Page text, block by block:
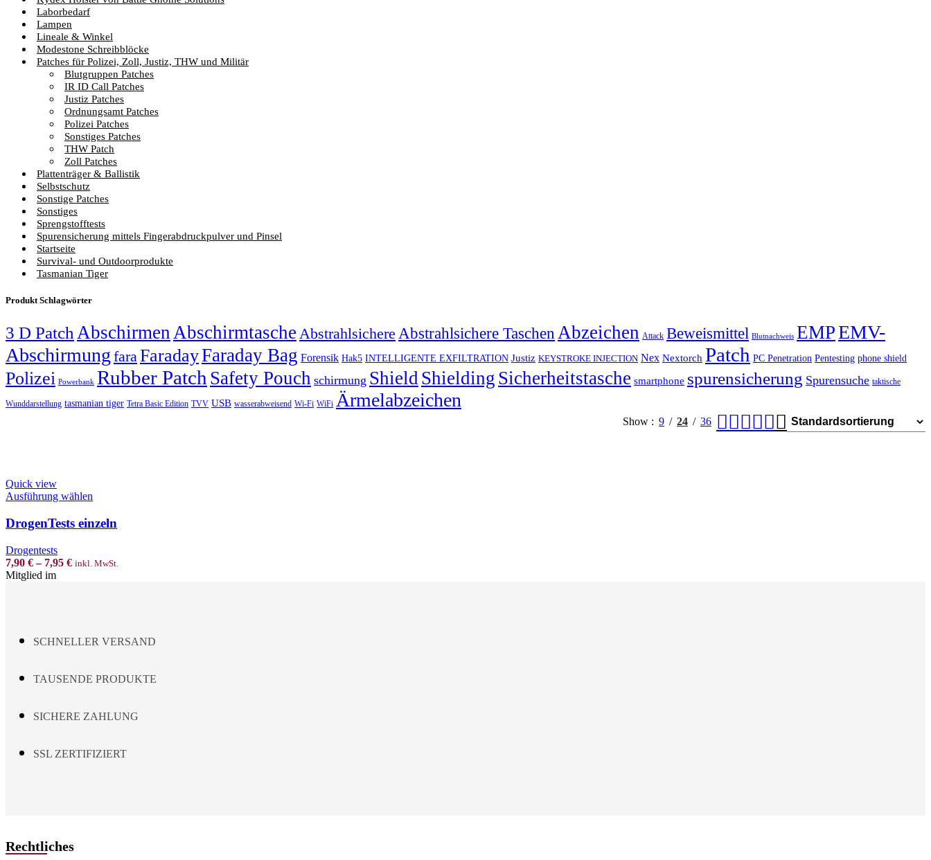
Laborbedarf
Lampen
Lineale & Winkel
Modestone Schreibblöcke
Patches für Polizei, Zoll, Justiz, THW und Militär
Blutgruppen Patches
IR ID Call Patches
Justiz Patches
Ordnungsamt Patches
Polizei Patches
Sonstiges Patches
THW Patch
Zoll Patches
Plattenträger & Ballistik
Selbstschutz
Sonstige Patches
Sonstiges
Sprengstofftests
Spurensicherung mittels Fingerabdruckpulver und Pinsel
Startseite
Survival- und Outdoorprodukte
Tasmanian Tiger
Produkt Schlagwörter
3 D Patch AbschirmenAbschirmtasche Abstrahlsichere Abstrahlsichere TaschenAbzeichen Attack Beweismittel Blutnachweis EMPEMV-
Abschirmung faraFaradayFaraday Bag Forensik Hak5 INTELLIGENTE EXFILTRATION Justiz KEYSTROKE INJECTION Nex Nextorch Patch PC Penetration Pentesting phone shield
Polizei Powerbank Rubber Patch Safety Pouch schirmung ShieldShielding Sicherheitstasche smartphone spurensicherung Spurensuche taktische
Wunddarstellung tasmanian tiger Tetra Basic Edition TVV USB wasserabweisend Wi-Fi WiFi Ärmelabzeichen
Show 9 24 36
Quick view
Ausführung wählen
has
multiple
The
options
product
DrogenTests einzeln
Drogentests
7,90 €– 7,95 € inkl. MwSt.
Mitglied im
SCHNELLER VERSAND
TAUSENDE PRODUKTE
SICHERE ZAHLUNG
SSL ZERTIFIZIERT
Rechtliches